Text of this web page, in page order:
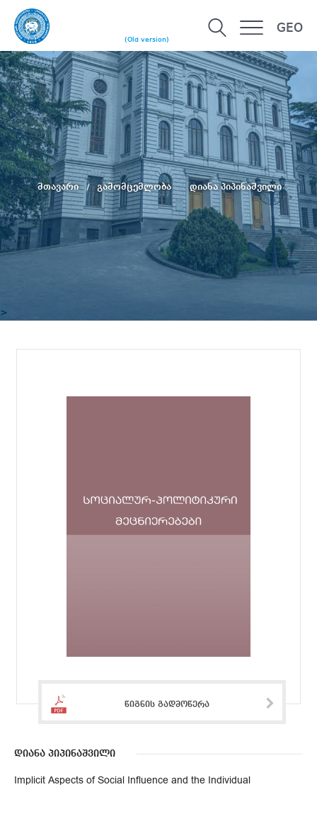
(Old version)
GEO
>
მთავარი გამომცემლობა დიანა პიპინაშვილი
წიგნის გადმოწერა
დიანა პიპინაშვილი
Implicit Aspects of Social Influence and the Individual